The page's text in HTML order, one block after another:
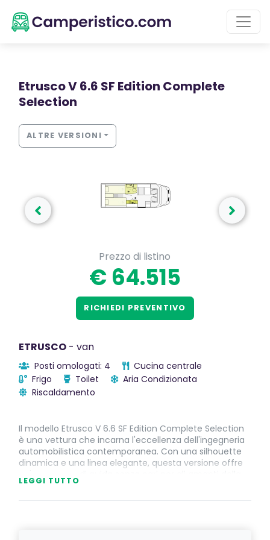
Etrusco V 6.6 SF Edition Complete
Selection
ALTRE VERSIONI
Prezzo di listino
€ 64.515
RICHIEDI PREVENTIVO
ETRUSCO - van
Posti omologati: 4
Cucina centrale
Frigo
Toilet
Aria Condizionata
Riscaldamento
Il modello Etrusco V 6.6 SF Edition Complete Selection
è una vettura che incarna l'eccellenza dell'ingegneria
automobilistica contemporanea. Con una silhouette
dinamica e una linea elegante, questa versione offre
velocità e dello stile. Il suo motore potente e efficiente
LEGGI TUTTO